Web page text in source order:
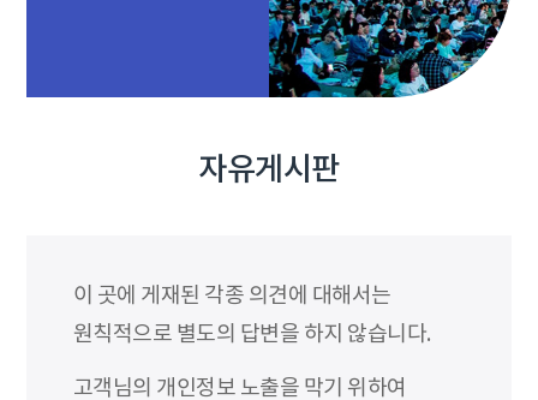
자유게시판
이 곳에 게재된 각종 의견에 대해서는
원칙적으로 별도의 답변을 하지 않습니다.
고객님의 개인정보 노출을 막기 위하여